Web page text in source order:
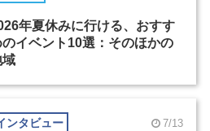
年夏休みに行ける、おすす
のイベント10選：そのほかの
域
ンタビュー 7/13